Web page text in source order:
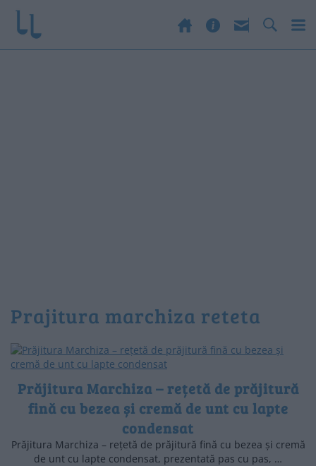
prajitura marchiza reteta
Prăjitura Marchiza – rețetă de prăjitură
fină cu bezea și cremă de unt cu lapte
condensat
Prăjitura Marchiza – rețetă de prăjitură fină cu bezea și cremă
de unt cu lapte condensat, prezentată pas cu pas, …